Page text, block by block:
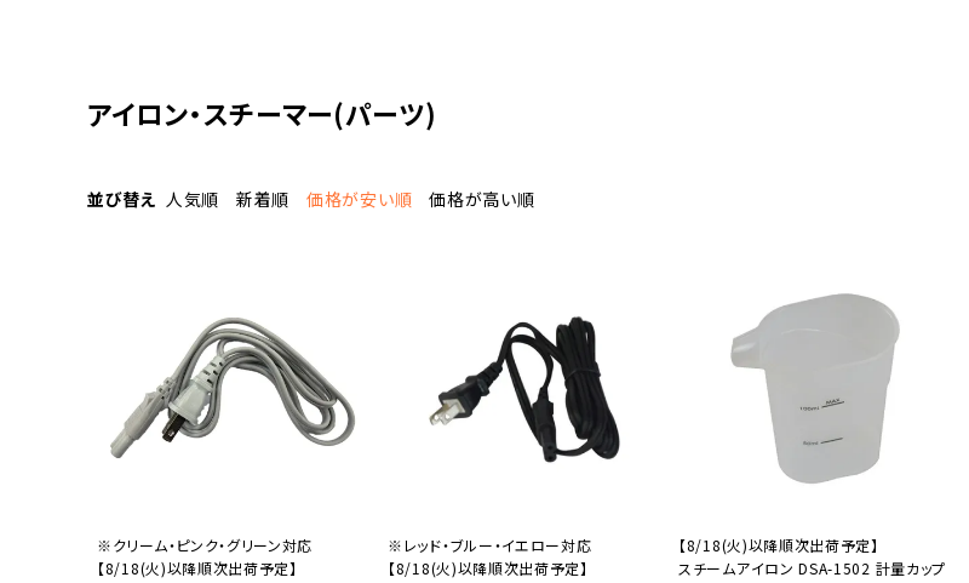
ボトル タンブラー・マグカップ
coocaa
アイロン・スチーマー(パーツ)
並び替え 人気順 新着順 価格が安い順 価格が高い順
※クリーム・ピンク・グリーン対応
【8/18(火)以降順次出荷予定】
※レッド・ブルー・イエロー対応
【8/18(火)以降順次出荷予定】
【8/18(火)以降順次出荷予定】
スチームアイロン DSA-1502 計量カップ